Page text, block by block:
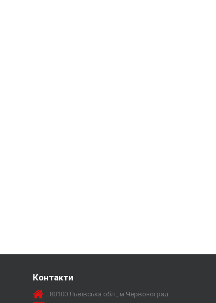
Контакти
80100 Львівська обл., м.Червоноград